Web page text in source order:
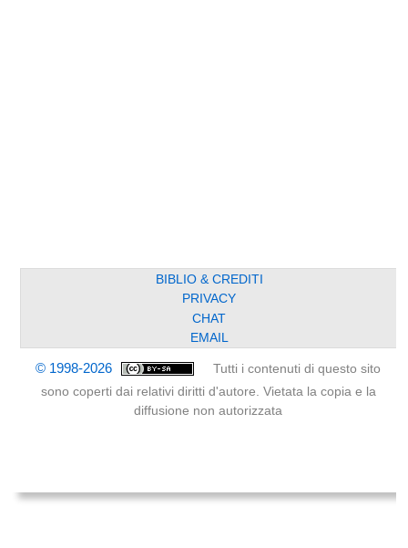
BIBLIO & CREDITI
PRIVACY
CHAT
EMAIL
© 1998-2026
Tutti i contenuti di questo sito
sono coperti dai relativi diritti d'autore. Vietata la copia e la
diffusione non autorizzata